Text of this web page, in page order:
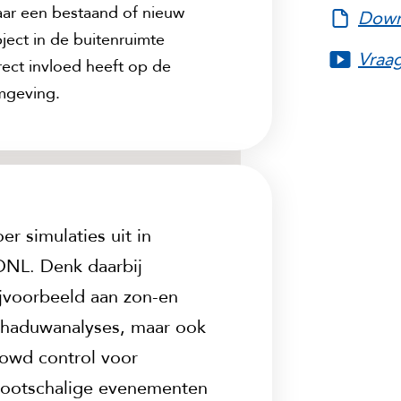
een bestaand of nieuw
in de buitenruimte
invloed heeft op de
simulaties uit in
Denk daarbij
aan zon-en
maar ook
control voor
evenementen